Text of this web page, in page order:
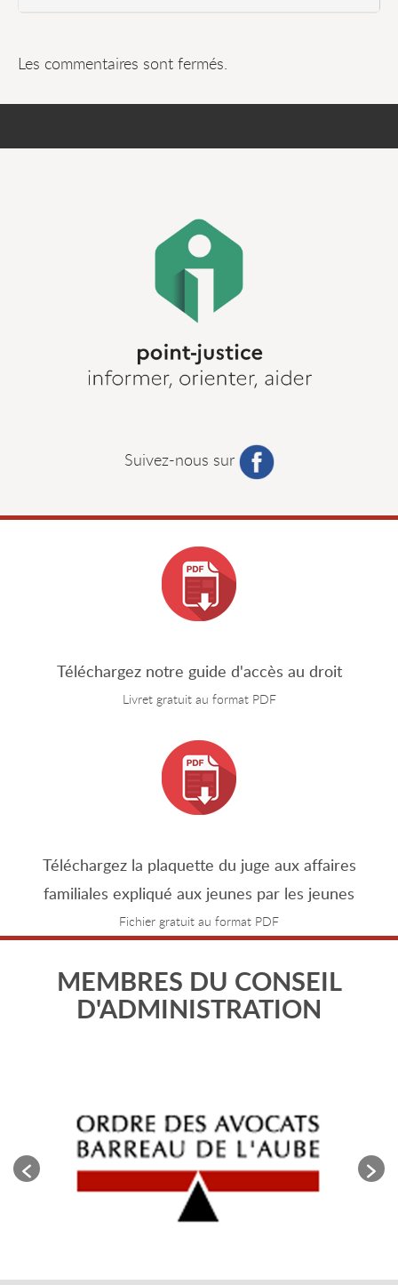
Les commentaires sont fermés.
Suivez-nous sur
Téléchargez notre guide d'accès au droit
Livret gratuit au format PDF
Téléchargez la plaquette du juge aux affaires
familiales expliqué aux jeunes par les jeunes
Fichier gratuit au format PDF
MEMBRES DU CONSEIL
D'ADMINISTRATION